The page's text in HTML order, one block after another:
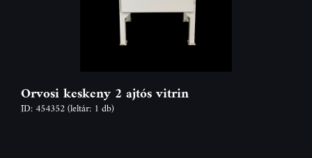
Orvosi keskeny 2 ajtós vitrin
ID: 454352(leltár: 1 db)